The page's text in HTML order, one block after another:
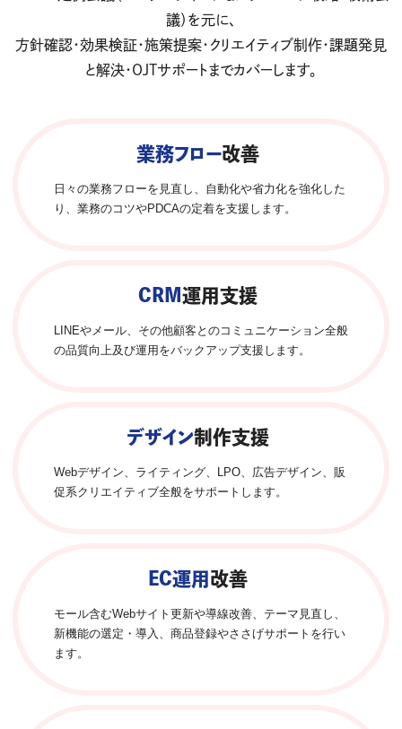
議）を元に、
方針確認・効果検証・施策提案・クリエイティブ制作・課題発見
と解決・OJTサポートまでカバーします。
業務フロー改善
日々の業務フローを見直し、自動化や省力化を強化した
り、業務のコツやPDCAの定着を支援します。
CRM 運用支援
LINEやメール、その他顧客とのコミュニケーション全般
の品質向上及び運用をバックアップ支援します。
デザイン制作支援
Webデザイン、ライティング、LPO、広告デザイン、販
促系クリエイティブ全般をサポートします。
EC運用 改善
モール含むWebサイト更新や導線改善、テーマ見直し、
新機能の選定・導入、商品登録やささげサポートを行い
ます。